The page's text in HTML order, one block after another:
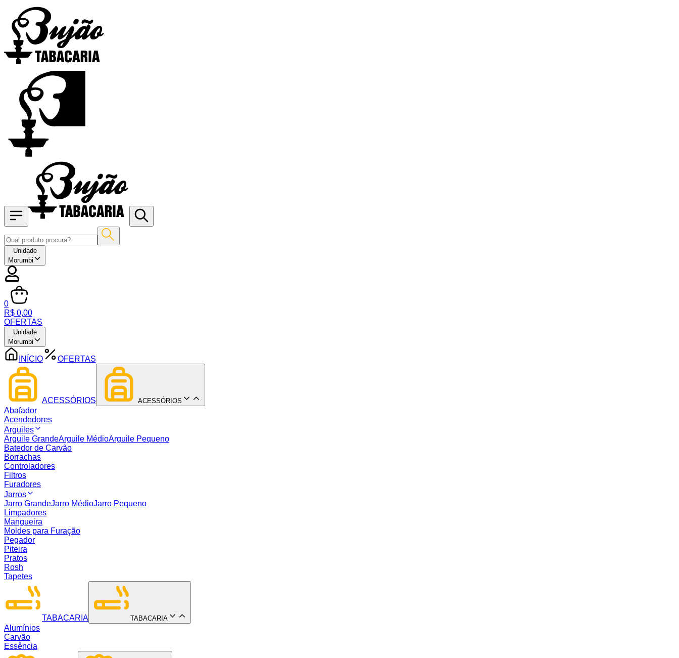
Unidade
Morumbi
0
R$ 0,00
OFERTAS
Unidade
Morumbi
INÍCIO OFERTAS
ACESSÓRIOS ACESSÓRIOS
Abafador
Acendedores
Arguiles
Arguile GrandeArguile MédioArguile Pequeno
Batedor de Carvão
Borrachas
Controladores
Filtros
Furadores
Jarros
Jarro GrandeJarro MédioJarro Pequeno
Limpadores
Mangueira
Moldes para Furação
Pegador
Piteira
Pratos
Rosh
Tapetes
TABACARIA TABACARIA
Alumínios
Carvão
Essência